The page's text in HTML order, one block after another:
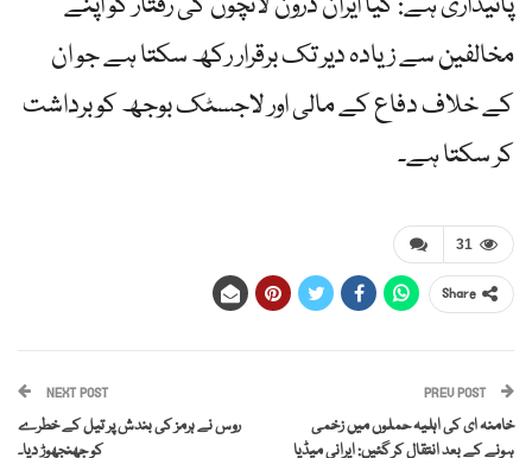
مخالفین سے زیادہ دیر تک برقرار رکھ سکتا ہے جو ان
کے خلاف دفاع کے مالی اور لاجسٹک بوجھ کو برداشت
کر سکتا ہے۔
31
Share
PREV POST
خامنہ ای کی اہلیہ حملوں میں زخمی
ہونے کے بعد انتقال کر گئیں: ایرانی میڈیا
NEXT POST
روس نے ہرمز کی بندش پر تیل کے خطرے
کو جھنجھوڑ دیا۔